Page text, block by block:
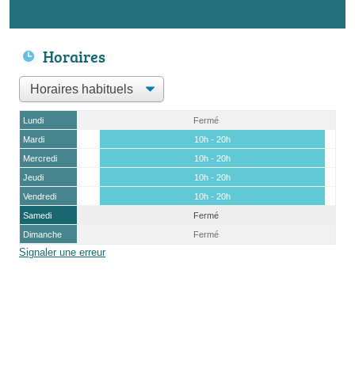
Horaires
Lundi
Fermé
Mardi
10h - 20h
Mercredi
10h - 20h
Jeudi
10h - 20h
Vendredi
10h - 20h
Samedi
Fermé
Dimanche
Fermé
Signaler une erreur